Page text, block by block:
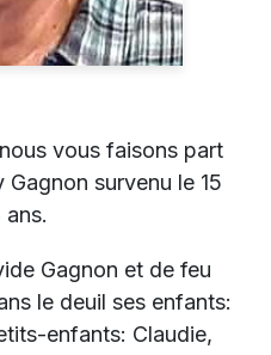
vous faisons part
survenu le 15
ans.
Gagnon et de feu
le deuil ses enfants:
enfants: Claudie,